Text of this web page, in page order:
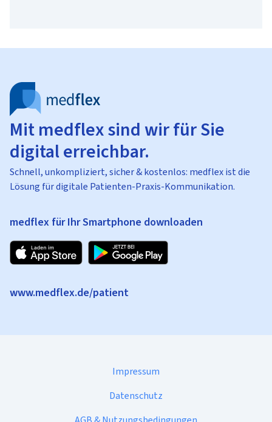
Mit medflex sind wir für Sie
digital erreichbar.
Schnell, unkompliziert, sicher & kostenlos: medflex ist die
Lösung für digitale Patienten-Praxis-Kommunikation.
medflex für Ihr Smartphone downloaden
www.medflex.de/patient
Impressum
Datenschutz